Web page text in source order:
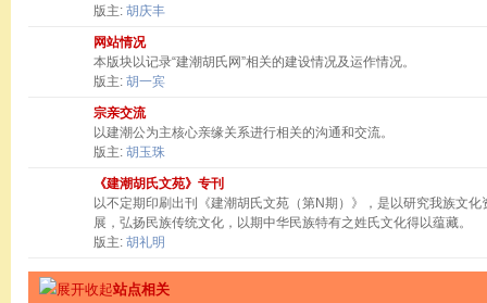
版主: 胡庆丰
网站情况
本版块以记录“建潮胡氏网”相关的建设情况及运作情况。
版主: 胡一宾
宗亲交流
以建潮公为主核心亲缘关系进行相关的沟通和交流。
版主: 胡玉珠
《建潮胡氏文苑》专刊
以不定期印刷出刊《建潮胡氏文苑（第N期）》，是以研究我族文
展，弘扬民族传统文化，以期中华民族特有之姓氏文化得以蕴藏。
版主: 胡礼明
站点相关